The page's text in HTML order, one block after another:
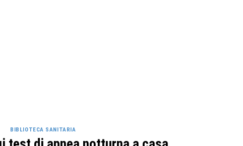
BIBLIOTECA SANITARIA